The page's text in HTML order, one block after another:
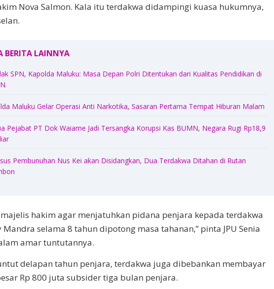
Nova Salmon. Kala itu terdakwa didampingi kuasa hukumnya,
BERITA LAINNYA
SPN, Kapolda Maluku: Masa Depan Polri Ditentukan dari Kualitas Pendidikan di
Maluku Gelar Operasi Anti Narkotika, Sasaran Pertama Tempat Hiburan Malam
Pejabat PT Dok Waiame Jadi Tersangka Korupsi Kas BUMN, Negara Rugi Rp18,9
Pembunuhan Nus Kei akan Disidangkan, Dua Terdakwa Ditahan di Rutan
hakim agar menjatuhkan pidana penjara kepada terdakwa
Mandra selama 8 tahun dipotong masa tahanan,” pinta JPU Senia
amar tuntutannya.
delapan tahun penjara, terdakwa juga dibebankan membayar
Rp 800 juta subsider tiga bulan penjara.